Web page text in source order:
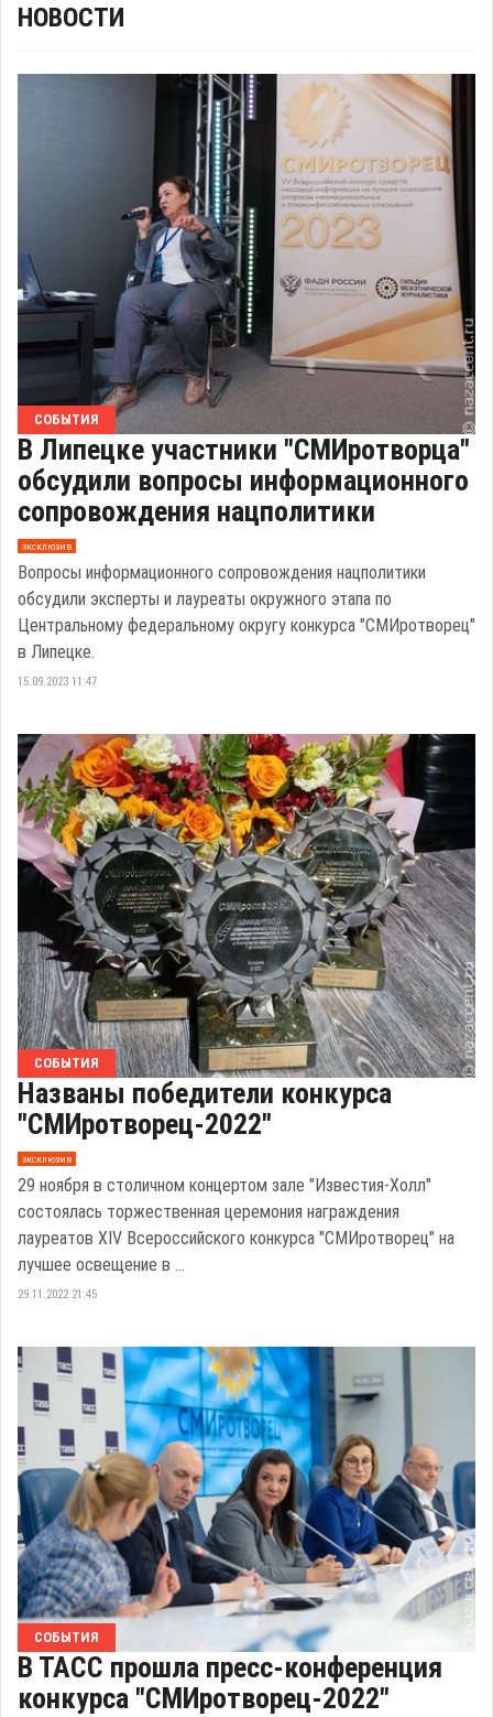
НОВОСТИ
СОБЫТИЯ
В Липецке участники "СМИротворца"
обсудили вопросы информационного
сопровождения нацполитики
эксклюзив
Вопросы информационного сопровождения нацполитики
обсудили эксперты и лауреаты окружного этапа по
Центральному федеральному округу конкурса "СМИротворец"
в Липецке.
15.09.2023 11:47
СОБЫТИЯ
Названы победители конкурса
"СМИротворец-2022"
эксклюзив
29 ноября в столичном концертом зале "Известия-Холл"
состоялась торжественная церемония награждения
лауреатов XIV Всероссийского конкурса "СМИротворец" на
лучшее освещение в ...
29.11.2022 21:45
СОБЫТИЯ
В ТАСС прошла пресс-конференция
конкурса "СМИротворец-2022"